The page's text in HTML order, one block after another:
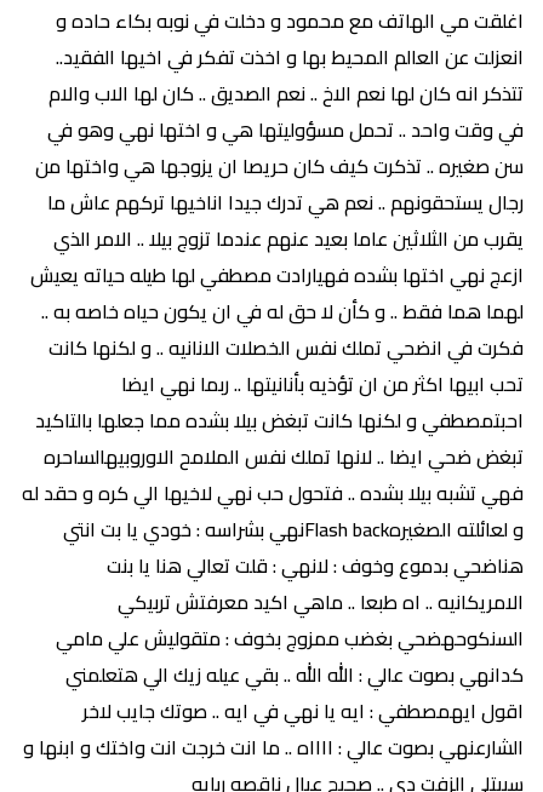
اغلقت مي الهاتف مع محمود و دخلت في نوبه بكاء حاده و
انعزلت عن العالم المحيط بها و اخذت تفكر في اخيها الفقيد..
تتذكر انه كان لها نعم الاخ .. نعم الصديق .. كان لها الاب والام
في وقت واحد .. تحمل مسؤوليتها هي و اختها نهي وهو في
سن صغيره .. تذكرت كيف كان حريصا ان يزوجها هي واختها من
رجال يستحقونهم .. نعم هي تدرك جيدا اناخيها تركهم عاش ما
يقرب من الثلاثين عاما بعيد عنهم عندما تزوج بيلا .. الامر الذي
ازعج نهي اختها بشده فهيارادت مصطفي لها طيله حياته يعيش
لهما هما فقط .. و كأن لا حق له في ان يكون حياه خاصه به ..
فكرت في انضحي تملك نفس الخصلات الانانيه .. و لكنها كانت
تحب ابيها اكثر من ان تؤذيه بأنانيتها .. ربما نهي ايضا
احبتمصطفي و لكنها كانت تبغض بيلا بشده مما جعلها بالتاكيد
تبغض ضحي ايضا .. لانها تملك نفس الملامح الاوروبيهالساحره
فهي تشبه بيلا بشده .. فتحول حب نهي لاخيها الي كره و حقد له
و لعائلته الصغيرهFlash backنهي بشراسه : خودي يا بت انتي
هناضحي بدموع وخوف : لانهي : قلت تعالي هنا يا بنت
الامريكانيه .. اه طبعا .. ماهي اكيد معرفتش تربيكي
السنكوحهضحي بغضب ممزوج بخوف : متقوليش علي مامي
كدانهي بصوت عالي : الله الله .. بقي عيله زيك الي هتعلمني
اقول ايهمصطفي : ايه يا نهي في ايه .. صوتك جايب لاخر
الشارعنهي بصوت عالي : ااااه .. ما انت خرجت انت واختك و ابنها و
سيبتلي الزفت دي .. صحيح عيال ناقصه ربايه